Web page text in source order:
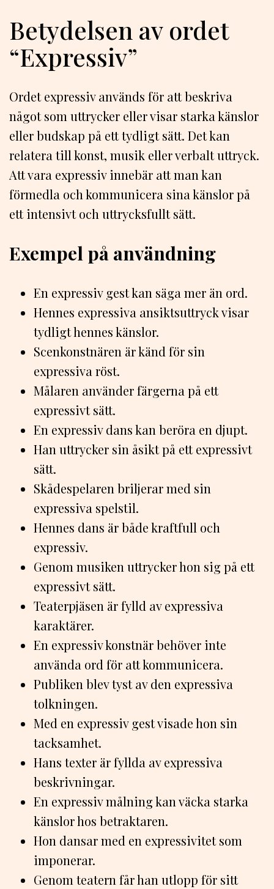
Betydelsen av ordet
“Expressiv”
Ordet expressiv används för att beskriva
något som uttrycker eller visar starka känslor
eller budskap på ett tydligt sätt. Det kan
relatera till konst, musik eller verbalt uttryck.
Att vara expressiv innebär att man kan
förmedla och kommunicera sina känslor på
ett intensivt och uttrycksfullt sätt.
Exempel på användning
En expressiv gest kan säga mer än ord.
Hennes expressiva ansiktsuttryck visar
tydligt hennes känslor.
Scenkonstnären är känd för sin
expressiva röst.
Målaren använder färgerna på ett
expressivt sätt.
En expressiv dans kan beröra en djupt.
Han uttrycker sin åsikt på ett expressivt
sätt.
Skådespelaren briljerar med sin
expressiva spelstil.
Hennes dans är både kraftfull och
expressiv.
Genom musiken uttrycker hon sig på ett
expressivt sätt.
Teaterpjäsen är fylld av expressiva
karaktärer.
En expressiv konstnär behöver inte
använda ord för att kommunicera.
Publiken blev tyst av den expressiva
tolkningen.
Med en expressiv gest visade hon sin
tacksamhet.
Hans texter är fyllda av expressiva
beskrivningar.
En expressiv målning kan väcka starka
känslor hos betraktaren.
Hon dansar med en expressivitet som
imponerar.
Genom teatern får han utlopp för sitt